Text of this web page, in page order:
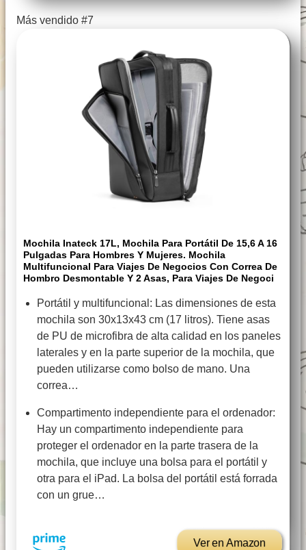
Más vendido #7
Mochila Inateck 17L, Mochila Para Portátil De 15,6 A 16
Pulgadas Para Hombres Y Mujeres. Mochila
Multifuncional Para Viajes De Negocios Con Correa De
Hombro Desmontable Y 2 Asas, Para Viajes De Negoci
Portátil y multifuncional: Las dimensiones de esta
mochila son 30x13x43 cm (17 litros). Tiene asas
de PU de microfibra de alta calidad en los paneles
laterales y en la parte superior de la mochila, que
pueden utilizarse como bolso de mano. Una
correa…
Compartimento independiente para el ordenador:
Hay un compartimento independiente para
proteger el ordenador en la parte trasera de la
mochila, que incluye una bolsa para el portátil y
otra para el iPad. La bolsa del portátil está forrada
con un grue…
Ver en Amazon